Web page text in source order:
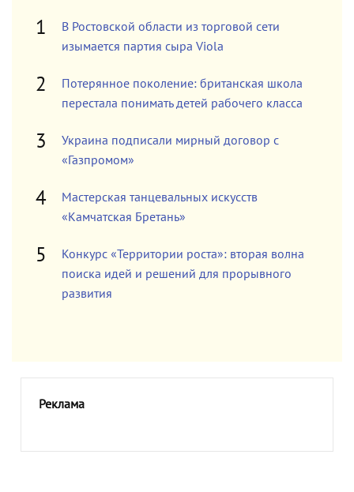
В Ростовской области из торговой сети
изымается партия сыра Viola
Потерянное поколение: британская школа
перестала понимать детей рабочего класса
Украина подписали мирный договор с
«Газпромом»
Мастерская танцевальных искусств
«Камчатская Бретань»
Конкурс «Территории роста»: вторая волна
поиска идей и решений для прорывного
развития
Реклама